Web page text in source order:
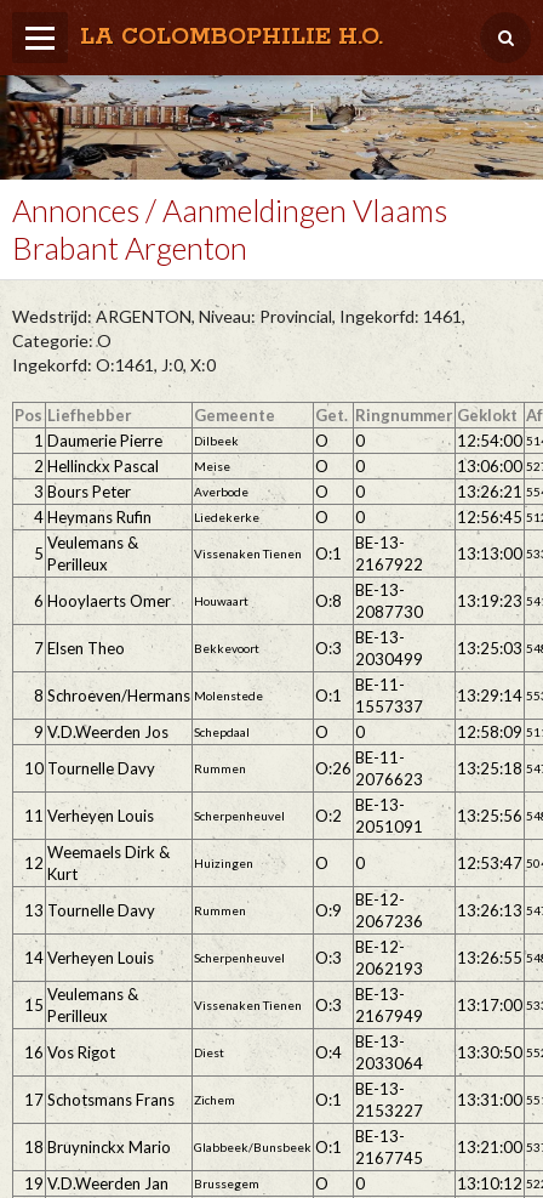
LA COLOMBOPHILIE H.O.
Home
Météo / Het weer
Lâcher / Los
Result. clubs, Provincial, (Inter)National
RFCB / KBDB
Annonces / Aanmeldingen Vlaams
Brabant Argenton
Wedstrijd: ARGENTON, Niveau: Provincial, Ingekorfd: 1461,
Categorie: O
Ingekorfd: O:1461, J:0, X:0
Pos Liefhebber Gemeente Get. Ringnummer Geklokt
1 Daumerie Pierre Dilbeek O 0 12:54:00
2 Hellinckx Pascal Meise O 0 13:06:00
3 Bours Peter Averbode O 0 13:26:21
4Heymans Rufin Liedekerke O 0 12:56:45
5
Veulemans &
Perilleux
Vissenaken Tienen O:1
BE-13-
2167922
13:13:00
6 Hooylaerts Omer Houwaart O:8
BE-13-
2087730
13:19:23
7Elsen Theo Bekkevoort O:3
BE-13-
2030499
13:25:03
8 Schroeven/Hermans Molenstede O:1
BE-11-
1557337
13:29:14
9 V.D.Weerden Jos Schepdaal O 0 12:58:09
10 Tournelle Davy Rummen O:26
BE-11-
2076623
13:25:18
11 Verheyen Louis Scherpenheuvel O:2
BE-13-
2051091
13:25:56
12
Weemaels Dirk &
Kurt
Huizingen O 0 12:53:47
13 Tournelle Davy Rummen O:9
BE-12-
2067236
13:26:13
14Verheyen Louis Scherpenheuvel O:3
BE-12-
2062193
13:26:55
15
Veulemans &
Perilleux
Vissenaken Tienen O:3
BE-13-
2167949
13:17:00
16 Vos Rigot Diest O:4
BE-13-
2033064
13:30:50
17Schotsmans Frans Zichem O:1
BE-13-
2153227
13:31:00
18 Bruyninckx Mario Glabbeek/Bunsbeek O:1
BE-13-
2167745
13:21:00
19 V.D.Weerden Jan Brussegem O 0 13:10:12